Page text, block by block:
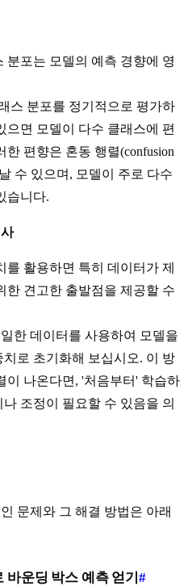
분포는 모델의 예측 경향에 영
스 분포를 정기적으로 평가하
으면 모델이 다수 클래스에 편
편향은 혼동 행렬(confusion
수 있으며, 모델이 주로 다수
습니다.
를 활용하면 특히 데이터가 제
한 견고한 출발점을 제공할 수
한 데이터를 사용하여 모델을
로 초기화해 보십시오. 이 방
이 나온다면, '처음부터' 학습하
조정이 필요할 수 있음을 의
문제와 그 해결 방법은 아래
운딩 박스 예측 얻기 #